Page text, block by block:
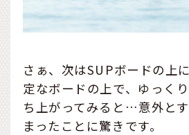
さぁ、次はSUPボードの上
定なボードの上で、ゆっく
ち上がってみると…意外と
まったことに驚きです。